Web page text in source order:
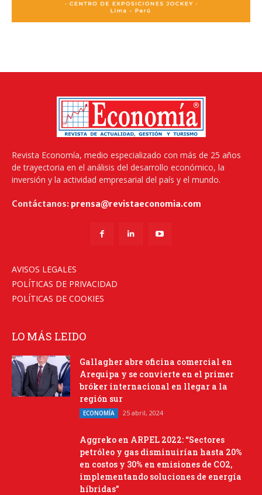
Revista Economía, medio especializado con más de 25 años
de trayectoria en el análisis del desarrollo económico, la
inversión y la actividad empresarial del país y el mundo.
Contáctanos: prensa@revistaeconomia.com
AVISOS LEGALES
POLÍTICAS DE PRIVACIDAD
POLÍTICAS DE COOKIES
LO MÁS LEIDO
Gallagher abre oficina comercial en
Arequipa y se convierte en el primer
bróker internacional en llegar a la
región sur
ECONOMÍA 25 abril, 2024
Aggreko en ARPEL 2022: “Sectores
petróleo y gas disminuirían hasta 20%
en costos y 30% en emisiones de CO2,
implementando soluciones de energía
híbridas”